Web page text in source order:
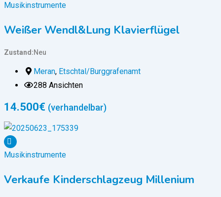
Musikinstrumente
Weißer Wendl&Lung Klavierflügel
Zustand Neu
Meran, Etschtal/Burggrafenamt
288 Ansichten
14.500€ (verhandelbar)
Musikinstrumente
Verkaufe Kinderschlagzeug Millenium